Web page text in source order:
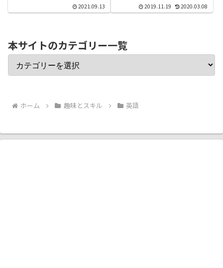
2021.09.13 2019.11.19 2020.03.08
本サイトのカテゴリー一覧
ホーム 趣味とスキル 英語